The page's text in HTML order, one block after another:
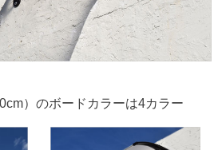
）のボードカラーは4カラー